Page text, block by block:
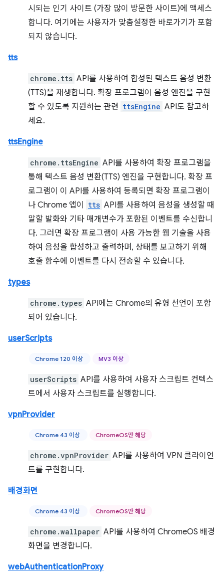
시되는 인기 사이트 (가장 많이 방문한 사이트)에 액세스
합니다. 여기에는 사용자가 맞춤설정한 바로가기가 포함
되지 않습니다.
tts
chrome.tts API를 사용하여 합성된 텍스트 음성 변환
(TTS)을 재생합니다. 확장 프로그램이 음성 엔진을 구현
할 수 있도록 지원하는 관련 ttsEngine API도 참고하
세요.
ttsEngine
chrome.ttsEngine API를 사용하여 확장 프로그램을
통해 텍스트 음성 변환(TTS) 엔진을 구현합니다. 확장 프
로그램이 이 API를 사용하여 등록되면 확장 프로그램이
나 Chrome 앱이
tts API를 사용하여 음성을 생성할 때
말할 발화와 기타 매개변수가 포함된 이벤트를 수신합니
다. 그러면 확장 프로그램이 사용 가능한 웹 기술을 사용
하여 음성을 합성하고 출력하며, 상태를 보고하기 위해
호출 함수에 이벤트를 다시 전송할 수 있습니다.
types
chrome.types API에는 Chrome의 유형 선언이 포함
되어 있습니다.
userScripts
Chrome 120 이상 MV3 이상
userScripts API를 사용하여 사용자 스크립트 컨텍스
트에서 사용자 스크립트를 실행합니다.
vpnProvider
Chrome 43 이상 ChromeOS만 해당
chrome.vpnProvider API를 사용하여 VPN 클라이언
트를 구현합니다.
배경화면
Chrome 43 이상 ChromeOS만 해당
chrome.wallpaper API를 사용하여 ChromeOS 배경
화면을 변경합니다.
webAuthenticationProxy